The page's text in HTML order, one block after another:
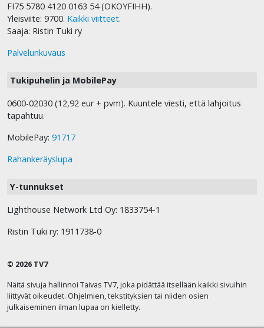
FI75 5780 4120 0163 54 (OKOYFIHH).
Yleisviite: 9700. Kaikki viitteet.
Saaja: Ristin Tuki ry
Palvelunkuvaus
Tukipuhelin ja MobilePay
0600-02030 (12,92 eur + pvm). Kuuntele viesti, että lahjoitus
tapahtuu.
MobilePay: 91717
Rahankeräyslupa
Y-tunnukset
Lighthouse Network Ltd Oy: 1833754-1
Ristin Tuki ry: 1911738-0
© 2026 TV7
Näitä sivuja hallinnoi Taivas TV7, joka pidättää itsellään kaikki sivuihin
liittyvät oikeudet. Ohjelmien, tekstityksien tai niiden osien
julkaiseminen ilman lupaa on kielletty.